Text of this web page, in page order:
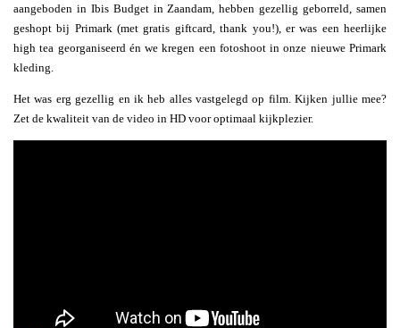
aangeboden in Ibis Budget in Zaandam, hebben gezellig geborreld, samen
geshopt bij Primark (met gratis giftcard, thank you!), er was een heerlijke
high tea georganiseerd én we kregen een fotoshoot in onze nieuwe Primark
kleding.
Het was erg gezellig en ik heb alles vastgelegd op film. Kijken jullie mee?
Zet de kwaliteit van de video in HD voor optimaal kijkplezier.